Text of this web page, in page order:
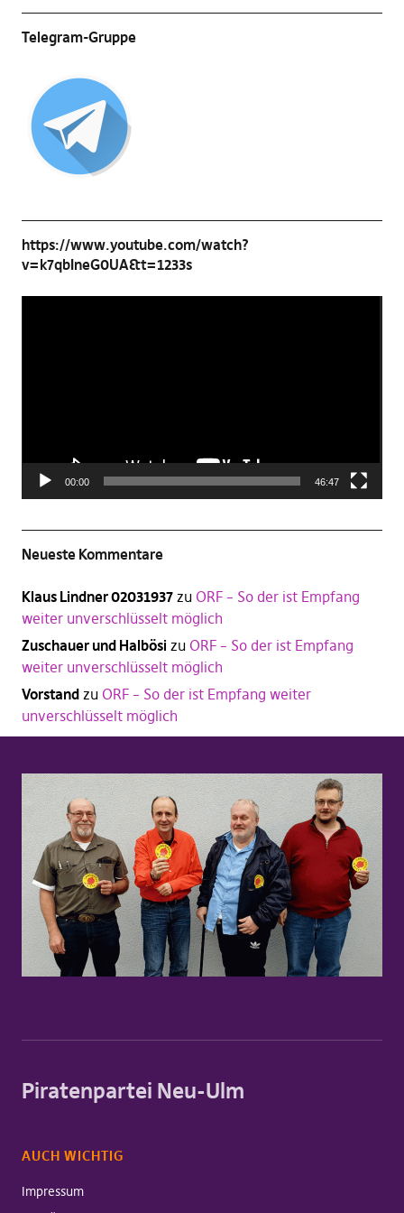
Telegram-Gruppe
https://www.youtube.com/watch?
v=k7qbIneG0UA&t=1233s
00:00 46:47
Neueste Kommentare
Klaus Lindner 02031937zu ORF – So der ist Empfang
weiter unverschlüsselt möglich
Zuschauer und Halbösi zu ORF – So der ist Empfang
weiter unverschlüsselt möglich
Vorstandzu ORF – So der ist Empfang weiter
unverschlüsselt möglich
Piratenpartei Neu-Ulm
AUCH WICHTIG
Impressum